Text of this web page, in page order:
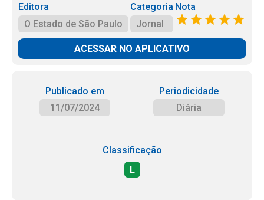
Editora
O Estado de São Paulo
Categoria
Jornal
Nota
ACESSAR NO APLICATIVO
Publicado em
11/07/2024
Periodicidade
Diária
Classificação
L